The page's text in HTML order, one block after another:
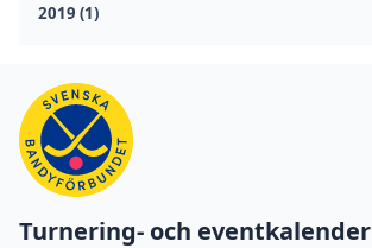
2019 (1)
Turnering- och eventkalender